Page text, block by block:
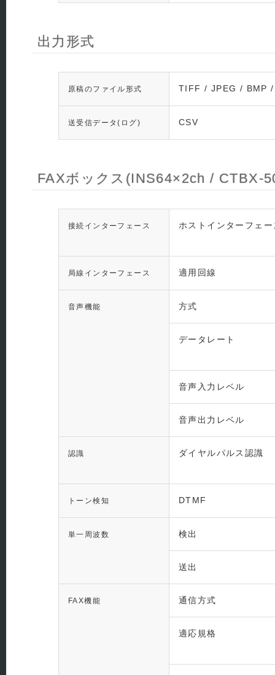
出力形式
原稿のファイル形式 TIFF / JPEG / BMP /
送受信データ(ログ) CSV
FAXボックス(INS64×2ch / CTBX-
接続インターフェース ホストインターフェー
局線インターフェース 適用回線
音声機能 方式
データレート
音声入力レベル
音声出力レベル
認識 ダイヤルパルス認識
トーン検知 DTMF
単一周波数 検出
送出
FAX機能 通信方式
適応規格